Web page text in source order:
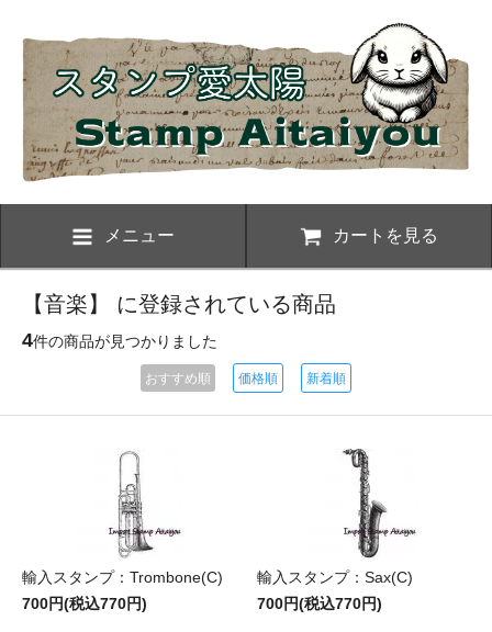
メニュー カートを見る
【音楽】 に登録されている商品
4件の商品が見つかりました
おすすめ順 価格順 新着順
輸入スタンプ：Trombone(C)
700円(税込770円)
輸入スタンプ：Sax(C)
700円(税込770円)